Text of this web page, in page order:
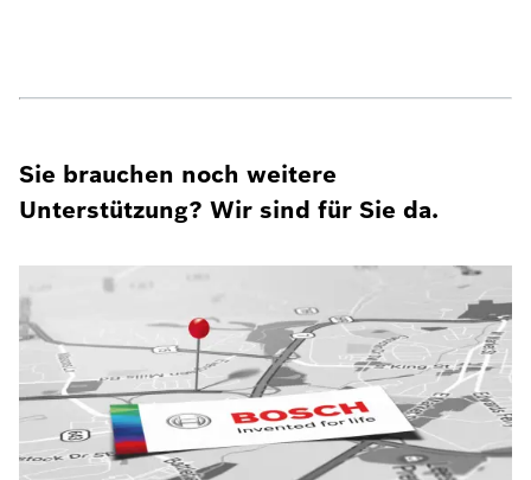
Sie brauchen noch weitere
Unterstützung? Wir sind für Sie da.